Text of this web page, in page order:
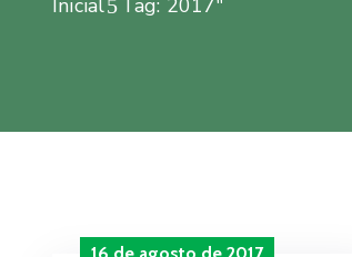
Inicial Tag: 2017"